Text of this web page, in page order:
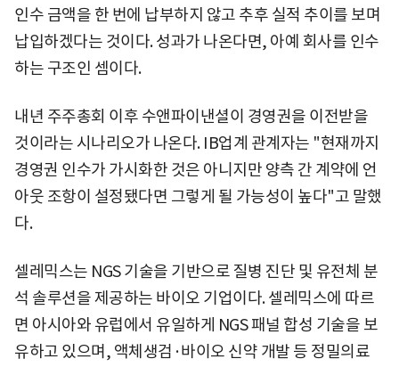
인수 금액을 한 번에 납부하지 않고 추후 실적 추이를 보며
납입하겠다는 것이다. 성과가 나온다면, 아예 회사를 인수
하는 구조인 셈이다.
내년 주주총회 이후 수앤파이낸셜이 경영권을 이전받을
것이라는 시나리오가 나온다. IB업계 관계자는 "현재까지
경영권 인수가 가시화한 것은 아니지만 양측 간 계약에 언
아웃 조항이 설정됐다면 그렇게 될 가능성이 높다"고 말했
다.
셀레믹스는 NGS 기술을 기반으로 질병 진단 및 유전체 분
석 솔루션을 제공하는 바이오 기업이다. 셀레믹스에 따르
면 아시아와 유럽에서 유일하게 NGS 패널 합성 기술을 보
유하고 있으며, 액체생검·바이오 신약 개발 등 정밀의료